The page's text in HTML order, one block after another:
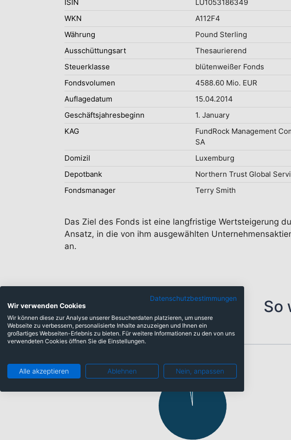
ISIN
LU1053186349
WKN
A112F4
Währung
Pound Sterling
Ausschüttungsart
Thesaurierend
Steuerklasse
blütenweißer Fonds
Fondsvolumen
4588.60 Mio. EUR
Auflagedatum
15.04.2014
Geschäftsjahresbeginn
1. January
KAG
FundRock Management
SA
Domizil
Luxemburg
Depotbank
Northern Trust Global
Fondsmanager
Terry Smith
Das Ziel des Fonds ist eine langfristige Wertsteigerung
Ansatz, in die von ihm ausgewählten
an.
So
Anlageklassen
Barmittel: 2,50%
Datenschutzbestimmungen
Wir verwenden Cookies
Wir können diese zur Analyse unserer Besucherdaten platzieren, um unsere
Webseite zu verbessern, personalisierte Inhalte anzuzeigen und Ihnen ein
großartiges Webseiten-Erlebnis zu bieten. Für weitere Informationen zu den von uns
verwendeten Cookies öffnen Sie die Einstellungen.
Alle akzeptieren Ablehnen Nein, anpassen